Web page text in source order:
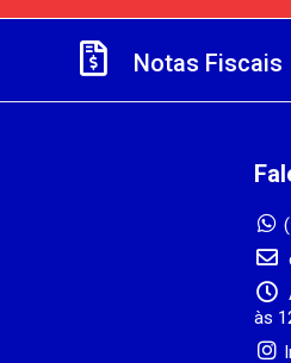
Notas Fiscais
às